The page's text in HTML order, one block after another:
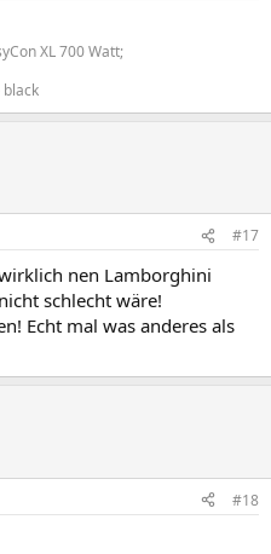
XL 700 Watt;
black
#17
nen Lamborghini
schlecht wäre!
Echt mal was anderes als
#18